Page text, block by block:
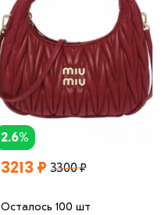
2.6%
3213 ₽ 3300 ₽
Осталось 100 шт